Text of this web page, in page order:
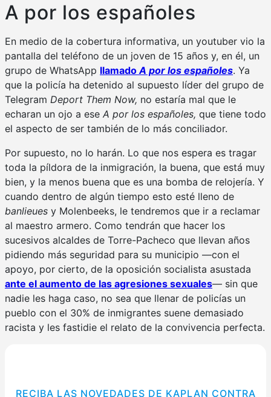
A por los españoles
En medio de la cobertura informativa, un youtuber vio la
pantalla del teléfono de un joven de 15 años y, en él, un
grupo de WhatsApp llamadoA por los españoles. Ya
que la policía ha detenido al supuesto líder del grupo de
Telegram Deport Them Now, no estaría mal que le
echaran un ojo a ese A por los españoles, que tiene todo
el aspecto de ser también de lo más conciliador.
Por supuesto, no lo harán. Lo que nos espera es tragar
toda la píldora de la inmigración, la buena, que está muy
bien, y la menos buena que es una bomba de relojería. Y
cuando dentro de algún tiempo esto esté lleno de
banlieues y Molenbeeks, le tendremos que ir a reclamar
al maestro armero. Como tendrán que hacer los
sucesivos alcaldes de Torre-Pacheco que llevan años
pidiendo más seguridad para su municipio —con el
apoyo, por cierto, de la oposición socialista asustada
ante el aumento de las agresiones sexuales— sin que
nadie les haga caso, no sea que llenar de policías un
pueblo con el 30% de inmigrantes suene demasiado
racista y les fastidie el relato de la convivencia perfecta.
RECIBA LAS NOVEDADES DE KAPLAN CONTRA